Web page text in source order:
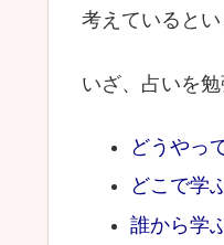
考えているとい
いざ、占いを
どうやっ
どこで学
誰から学